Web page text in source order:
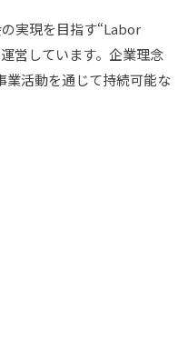
実現を目指す“Labor
営しています。企業理念
業活動を通じて持続可能な